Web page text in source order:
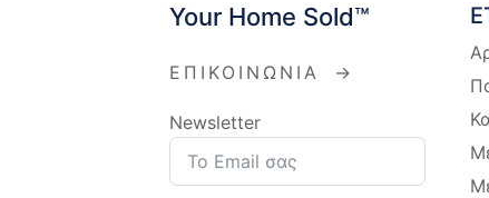
Your Home Sold™
ΕΠΙΚΟΙΝΩΝΙΑ →
Newsletter